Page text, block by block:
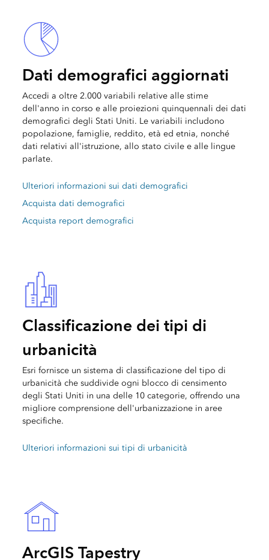
Dati demografici aggiornati
Accedi a oltre 2.000 variabili relative alle stime
dell'anno in corso e alle proiezioni quinquennali dei dati
demografici degli Stati Uniti. Le variabili includono
popolazione, famiglie, reddito, età ed etnia, nonché
dati relativi all'istruzione, allo stato civile e alle lingue
parlate.
Ulteriori informazioni sui dati demografici
Acquista dati demografici
Acquista report demografici
Classificazione dei tipi di
urbanicità
Esri fornisce un sistema di classificazione del tipo di
urbanicità che suddivide ogni blocco di censimento
degli Stati Uniti in una delle 10 categorie, offrendo una
migliore comprensione dell'urbanizzazione in aree
specifiche.
Ulteriori informazioni sui tipi di urbanicità
ArcGIS Tapestry